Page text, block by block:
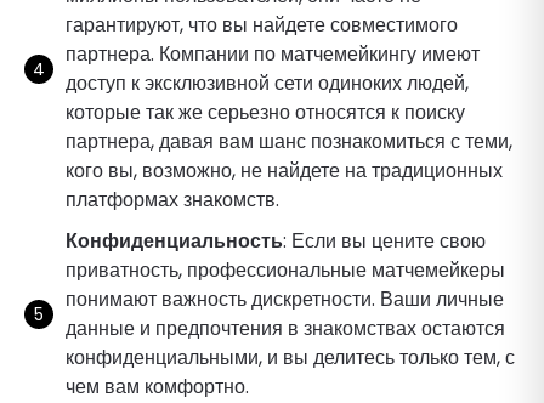
гарантируют, что вы найдете совместимого
партнера. Компании по матчемейкингу имеют
доступ к эксклюзивной сети одиноких людей,
которые так же серьезно относятся к поиску
партнера, давая вам шанс познакомиться с теми,
кого вы, возможно, не найдете на традиционных
платформах знакомств.
Конфиденциальность: Если вы цените свою
приватность, профессиональные матчемейкеры
понимают важность дискретности. Ваши личные
данные и предпочтения в знакомствах остаются
конфиденциальными, и вы делитесь только тем, с
чем вам комфортно.